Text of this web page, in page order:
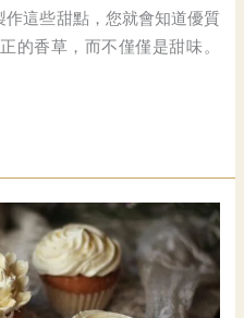
這些甜點，您就會知道優質
的香草，而不僅僅是甜味。